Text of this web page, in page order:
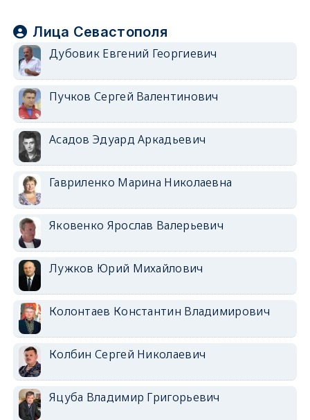
Лица Севастополя
Дубовик Евгений Георгиевич
Пучков Сергей Валентинович
Асадов Эдуард Аркадьевич
Гавриленко Марина Николаевна
Яковенко Ярослав Валерьевич
Лужков Юрий Михайлович
Колонтаев Константин Владимирович
Колбин Сергей Николаевич
Яцуба Владимир Григорьевич